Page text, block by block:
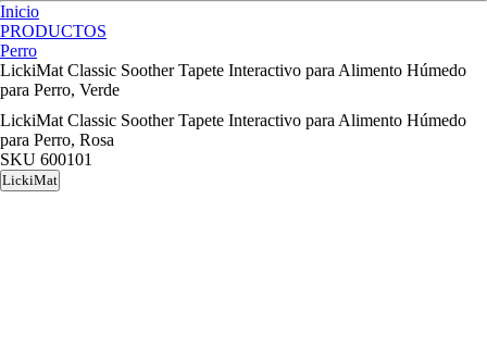
Inicio
PRODUCTOS
Perro
LickiMat Classic Soother Tapete Interactivo para Alimento Húmedo
para Perro, Verde
LickiMat Classic Soother Tapete Interactivo para Alimento Húmedo
para Perro, Rosa
SKU 600101
LickiMat